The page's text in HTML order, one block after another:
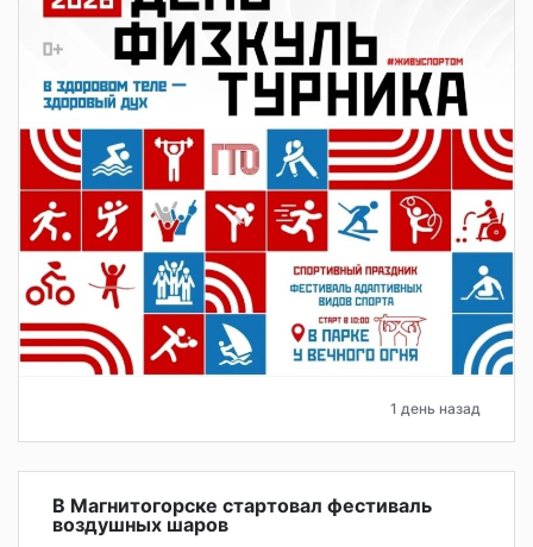
1 день назад
В Магнитогорске стартовал фестиваль
воздушных шаров